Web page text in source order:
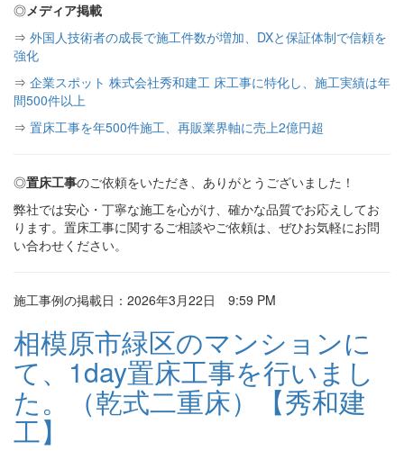
◎メディア掲載
⇒ 外国人技術者の成長で施工件数が増加、DXと保証体制で信頼を
強化
⇒ 企業スポット 株式会社秀和建工 床工事に特化し、施工実績は年
間500件以上
⇒ 置床工事を年500件施工、再販業界軸に売上2億円超
◎置床工事のご依頼をいただき、ありがとうございました！
弊社では安心・丁寧な施工を心がけ、確かな品質でお応えしてお
ります。置床工事に関するご相談やご依頼は、ぜひお気軽にお問
い合わせください。
施工事例の掲載日：2026年3月22日 9:59 PM
相模原市緑区のマンションに
て、1day置床工事を行いまし
た。（乾式二重床）【秀和建
工】